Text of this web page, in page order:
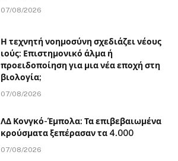
07/08/2026
Η τεχνητή νοημοσύνη σχεδιάζει νέους
ιούς: Επιστημονικό άλμα ή
προειδοποίηση για μια νέα εποχή στη
βιολογία;
07/08/2026
ΛΔ Κονγκό-Έμπολα: Τα επιβεβαιωμένα
κρούσματα ξεπέρασαν τα 4.000
07/08/2026